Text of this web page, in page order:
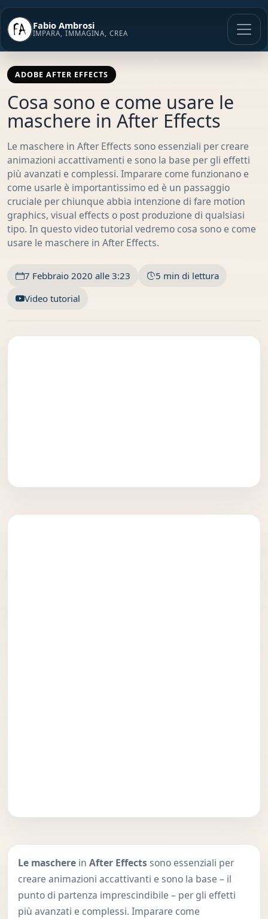
Vai
contenuto
Fabio Ambrosi
IMPARA, IMMAGINA, CREA
ADOBE AFTER EFFECTS
Cosa sono e come usare le
maschere in After Effects
Le maschere in After Effects sono essenziali per creare
animazioni accattivamenti e sono la base per gli effetti
più avanzati e complessi. Imparare come funzionano e
come usarle è importantissimo ed è un passaggio
cruciale per chiunque abbia intenzione di fare motion
graphics, visual effects o post produzione di qualsiasi
tipo. In questo video tutorial vedremo cosa sono e come
usare le maschere in After Effects.
7 Febbraio 2020 alle 3:23
5 min di lettura
Video tutorial
Le mascherein After Effects sono essenziali per
creare animazioni accattivanti e sono la base – il
punto di partenza imprescindibile – per gli effetti
più avanzati e complessi. Imparare come